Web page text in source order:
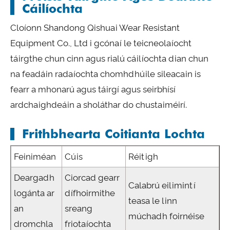
Cáilíochta
Cloíonn Shandong Qishuai Wear Resistant
Equipment Co., Ltd i gcónaí le teicneolaíocht
táirgthe chun cinn agus rialú cáilíochta dian chun
na feadáin radaíochta chomhdhúile sileacain is
fearr a mhonarú agus táirgí agus seirbhísí
ardchaighdeáin a sholáthar do chustaiméirí.
Frithbhearta Coitianta Lochta
Feiniméan Cúis Réitigh
Deargadh
logánta ar
an
dromchla
Ciorcad gearr
dífhoirmithe
sreang
friotaíochta
Calabrú eilimintí
teasa le linn
múchadh foirnéise